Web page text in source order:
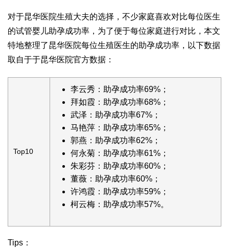
对于昆华医院生殖大夫的选择，不少家庭喜欢对比每位医生
的试管婴儿助孕成功率，为了便于每位家庭进行对比，本文
特地整理了昆华医院每位生殖医生的助孕成功率，以下数据
取自于于昆华医院官方数据：
Top10
李云秀：助孕成功率69%；
拜如霞：助孕成功率68%；
武泽：助孕成功率67%；
马艳萍：助孕成功率65%；
郭燕：助孕成功率62%；
何永菊：助孕成功率61%；
朱彩芬：助孕成功率60%；
董薇：助孕成功率60%；
许鸿霞：助孕成功率59%；
柯云梅：助孕成功率57%。
Tips：